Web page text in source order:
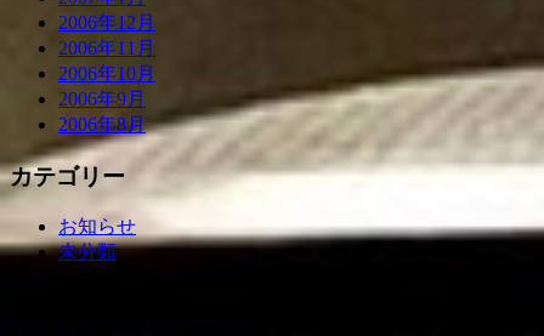
2006年12月
2006年11月
2006年10月
2006年9月
2006年8月
カテゴリー
お知らせ
未分類